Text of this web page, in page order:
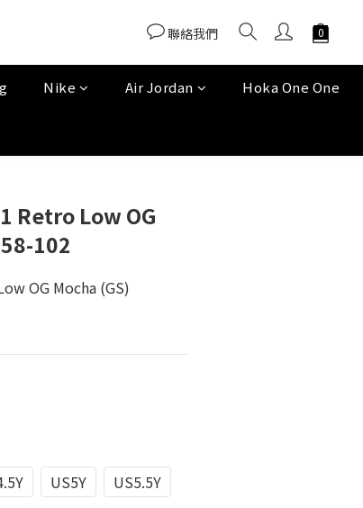
聯絡我們
Nike Air Jordan Hoka One One
Retro Low OG
102
OG Mocha (GS)
US5Y
US5.5Y